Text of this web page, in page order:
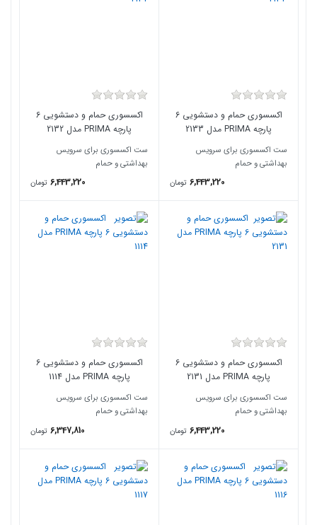
اکسسوری حمام و دستشویی 6
پارچه PRIMA مدل 2133
ست اکسسوری برای سرویس
بهداشتی و حمام
6,443,220 تومان
اکسسوری حمام و دستشویی 6
پارچه PRIMA مدل 2132
ست اکسسوری برای سرویس
بهداشتی و حمام
6,443,220 تومان
اکسسوری حمام و دستشویی 6
پارچه PRIMA مدل 2131
ست اکسسوری برای سرویس
بهداشتی و حمام
6,443,220 تومان
اکسسوری حمام و دستشویی 6
پارچه PRIMA مدل 1114
ست اکسسوری برای سرویس
بهداشتی و حمام
6,347,810 تومان